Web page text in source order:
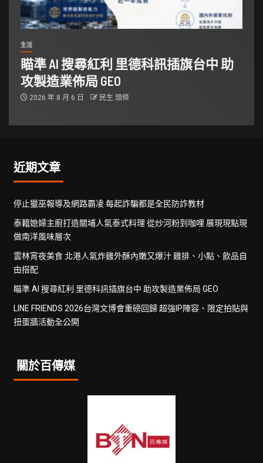
生活
瞄準 AI 搜尋紅利 里德科訊插旗台中 助
攻製造業佈局 GEO
2026 年 8 月 6 日 民生 頭條
近期文章
停止獵巫報導及網路霸凌 每起詐騙都是全民防詐教材
泰籍媳婦主廚打造關埔人氣泰式料理 從炒河粉到咖哩 展現現點現
做南洋風味層次
雲林宵夜美食 北港人氣炸雞外酥內嫩又爆汁 雞排、小點、飲品自
由搭配
瞄準 AI 搜尋紅利 里德科訊插旗台中 助攻製造業佈局 GEO
LINE FRIENDS 2026台灣文博會重磅回歸 超強IP陣容、限定拍貼與
扭蛋牆活動全公開
關於百傳媒